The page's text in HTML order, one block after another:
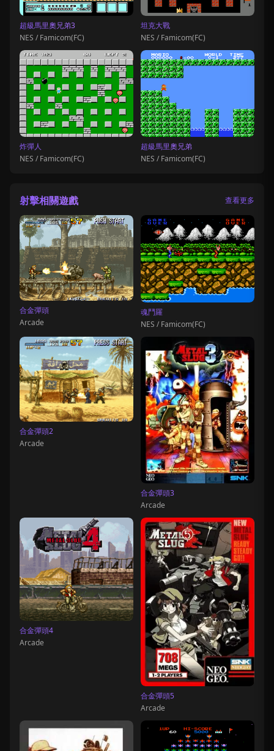
超級馬里奧兄弟3
NES / Famicom(FC)
坦克大戰
NES / Famicom(FC)
炸彈人
NES / Famicom(FC)
超級馬里奧兄弟
NES / Famicom(FC)
射擊相關遊戲 查看更多
合金彈頭
Arcade
魂鬥羅
NES / Famicom(FC)
合金彈頭2
Arcade
合金彈頭3
Arcade
合金彈頭4
Arcade
合金彈頭5
Arcade